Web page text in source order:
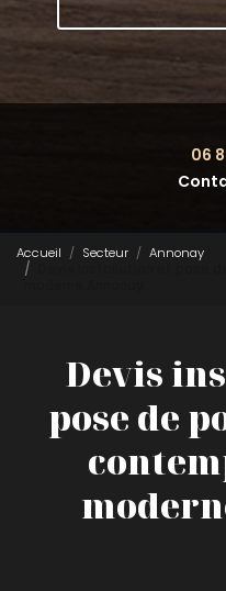
06
Accueil Secteur
Annonay
Devis
pose de